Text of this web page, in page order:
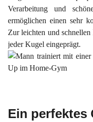
Verarbeitung und
ermöglichen einen sehr
Zur leichten und
jeder Kugel eingeprägt.
Ein perfektes